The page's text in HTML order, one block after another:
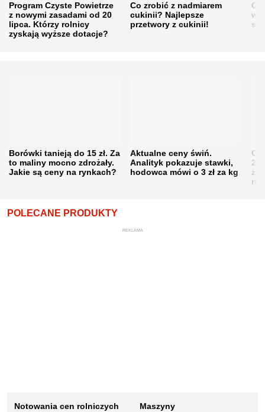
Program Czyste Powietrze
z nowymi zasadami od 20
lipca. Którzy rolnicy
zyskają wyższe dotacje?
Co zrobić z nadmiarem
cukinii? Najlepsze
przetwory z cukinii!
w
Borówki tanieją do 15 zł. Za
to maliny mocno zdrożały.
Jakie są ceny na rynkach?
Aktualne ceny świń.
Analityk pokazuje stawki,
hodowca mówi o 3 zł za kg
POLECANE PRODUKTY
REKLAMA
Notowania cen rolniczych
Maszyny